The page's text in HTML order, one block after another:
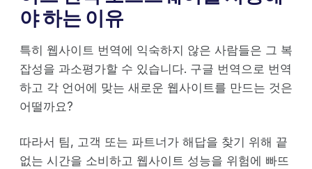
야 하는 이유
특히 웹사이트 번역에 익숙하지 않은 사람들은 그 복
잡성을 과소평가할 수 있습니다. 구글 번역으로 번역
하고 각 언어에 맞는 새로운 웹사이트를 만드는 것은
어떨까요?
따라서 팀, 고객 또는 파트너가 해답을 찾기 위해 끝
없는 시간을 소비하고 웹사이트 성능을 위험에 빠뜨